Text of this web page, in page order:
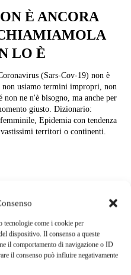
tecnologie come i cookie per
dispositivo. Il consenso a queste
il comportamento di navigazione o ID
il consenso può influire negativamente
È ANCORA
LO È
(Sars-Cov-19) non è
non usiamo termini impropri, non
ne n'è bisogno, ma anche per
Dizionario:
Epidemia con tendenza
territori o continenti.